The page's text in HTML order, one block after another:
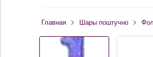
Главная Шары поштучно